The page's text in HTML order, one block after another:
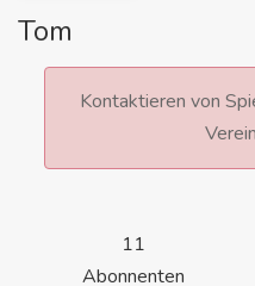
Tom
Kontaktieren von
11
Abonnenten